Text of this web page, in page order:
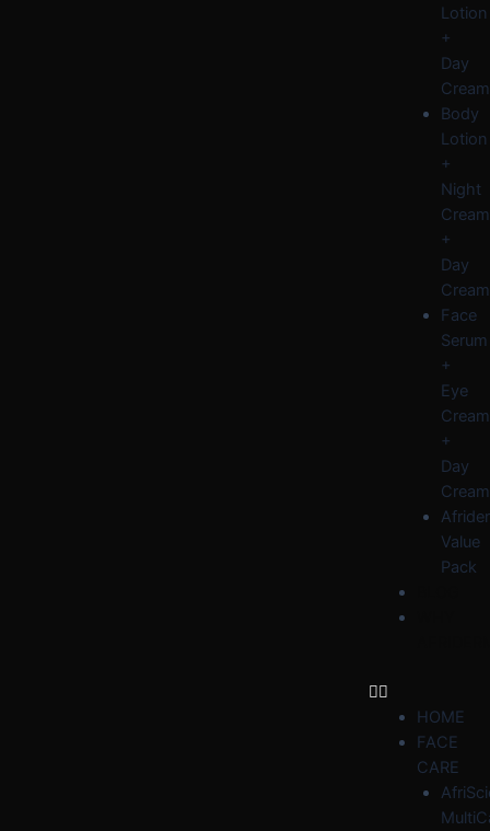
Lotion
+
Day
Cream
Body
Lotion
+
Night
Cream
+
Day
Cream
Face
Serum
+
Eye
Cream
+
Day
Cream
Value
Pack
HOME
FACE
CARE